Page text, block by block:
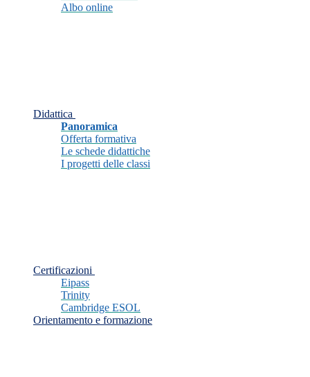
Albo online
Didattica
Panoramica
Offerta formativa
Le schede didattiche
I progetti delle classi
Certificazioni
Eipass
Trinity
Cambridge ESOL
Orientamento e formazione